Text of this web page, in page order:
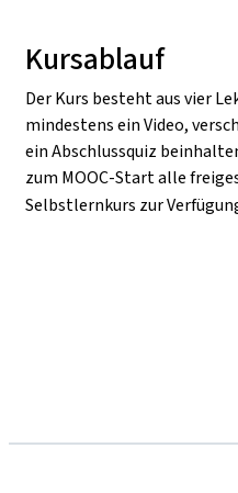
Kursablauf
Der Kurs besteht aus vier
mindestens ein Video,
ein Abschlussquiz
zum MOOC-Start alle
Selbstlernkurs zur